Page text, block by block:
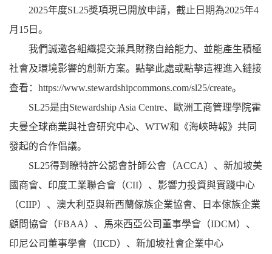
2025年度SL25獎項現已開放申請，截止日期為2025年4
月15日。
我們誠邀各組織提交兼具財務自給能力、並能產生積極
社會及環境影響的創新方案。點擊此處或點擊這裡進入鏈接
查看：https://www.stewardshipcommons.com/sl25/create。
SL25是由Stewardship Asia Centre、歐洲工商管理學院霍
夫曼全球商業與社會研究中心、WTW和《海峽時報》共同
發起的合作倡議。
SL25得到瞭特許公認會計師公會（ACCA）、新加坡美
國商會、印度工業聯合會（CII）、影響力投資與實踐中心
（CIIP）、澳大利亞與新西蘭傢族企業協會、日本傢族企業
顧問協會（FBAA）、馬來西亞公司董事學會（IDCM）、
印尼公司董事學會（IICD）、新加坡社會企業中心